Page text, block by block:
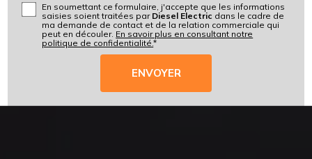
En soumettant ce formulaire, j'accepte que les informations
saisies soient traitées par Diesel Electric dans le cadre de
ma demande de contact et de la relation commerciale qui
peut en découler. En savoir plus en consultant notre
politique de confidentialité.*